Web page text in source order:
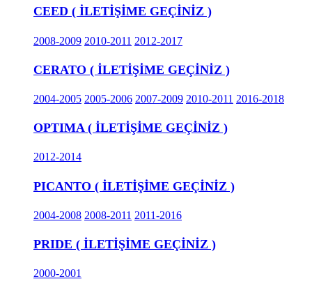
CEED ( İLETİŞİME GEÇİNİZ )
2008-2009 2010-2011 2012-2017
CERATO ( İLETİŞİME GEÇİNİZ )
2004-2005 2005-2006 2007-2009 2010-2011 2016-2018
OPTIMA ( İLETİŞİME GEÇİNİZ )
2012-2014
PICANTO ( İLETİŞİME GEÇİNİZ )
2004-2008 2008-2011 2011-2016
PRIDE ( İLETİŞİME GEÇİNİZ )
2000-2001